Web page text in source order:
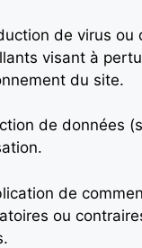
de virus ou
visant à
du site.
de données
de
ou